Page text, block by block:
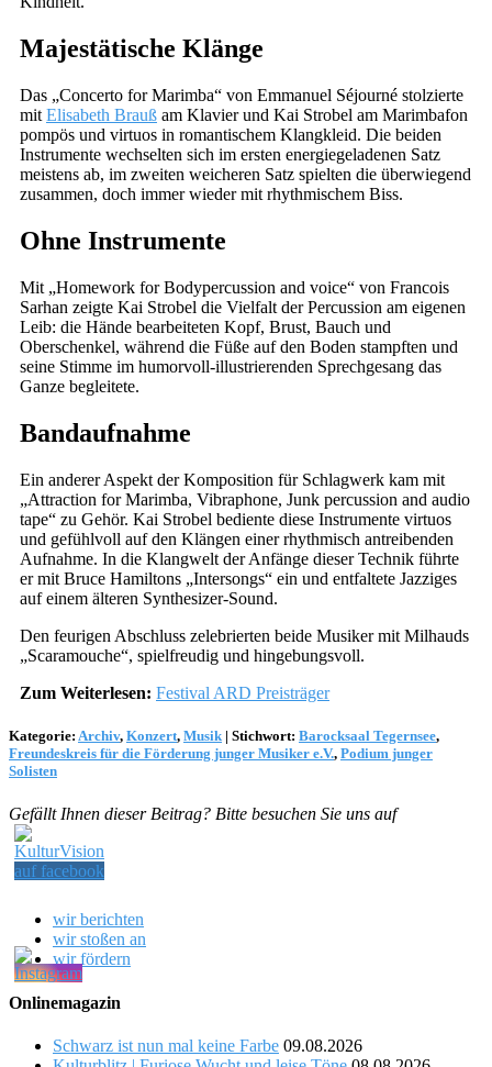
Majestätische Klänge
Das „Concerto for Marimba“ von Emmanuel Séjourné stolzierte
mit Elisabeth Brauß am Klavier und Kai Strobel am Marimbafon
pompös und virtuos in romantischem Klangkleid. Die beiden
Instrumente wechselten sich im ersten energiegeladenen Satz
meistens ab, im zweiten weicheren Satz spielten die überwiegend
zusammen, doch immer wieder mit rhythmischem Biss.
Ohne Instrumente
Mit „Homework for Bodypercussion and voice“ von Francois
Sarhan zeigte Kai Strobel die Vielfalt der Percussion am eigenen
Leib: die Hände bearbeiteten Kopf, Brust, Bauch und
Oberschenkel, während die Füße auf den Boden stampften und
seine Stimme im humorvoll-illustrierenden Sprechgesang das
Ganze begleitete.
Bandaufnahme
Ein anderer Aspekt der Komposition für Schlagwerk kam mit
„Attraction for Marimba, Vibraphone, Junk percussion and audio
tape“ zu Gehör. Kai Strobel bediente diese Instrumente virtuos
und gefühlvoll auf den Klängen einer rhythmisch antreibenden
Aufnahme. In die Klangwelt der Anfänge dieser Technik führte
er mit Bruce Hamiltons „Intersongs“ ein und entfaltete Jazziges
auf einem älteren Synthesizer-Sound.
Den feurigen Abschluss zelebrierten beide Musiker mit Milhauds
„Scaramouche“, spielfreudig und hingebungsvoll.
Zum Weiterlesen: Festival ARD Preisträger
Kategorie: Archiv, Konzert, Musik | Stichwort: Barocksaal Tegernsee,
Freundeskreis für die Förderung junger Musiker e.V., Podium junger
Solisten
Gefällt Ihnen dieser Beitrag? Bitte besuchen Sie uns auf
wir berichten
wir stoßen an
wir fördern
Onlinemagazin
Schwarz ist nun mal keine Farbe 09.08.2026